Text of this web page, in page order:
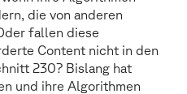
die von anderen
fallen diese
Content nicht in den
230? Bislang hat
und ihre Algorithmen